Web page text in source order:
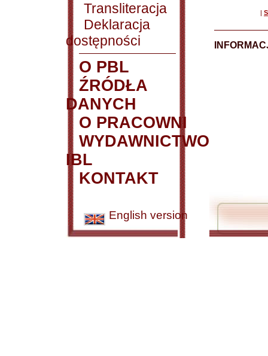
Transliteracja
Deklaracja
dostępności
O PBL
ŹRÓDŁA
DANYCH
O PRACOWNI
WYDAWNICTWO
IBL
KONTAKT
English version
|